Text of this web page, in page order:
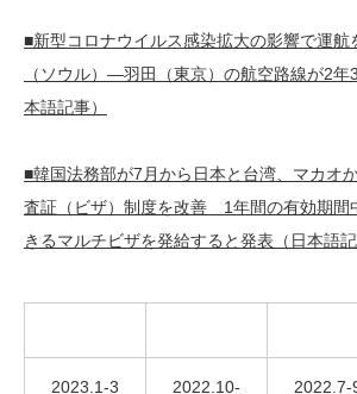
■新型コロナウイルス感染拡大の影響で運航
（ソウル）―羽田（東京）の航空路線が2年
本語記事）
■韓国法務部が7月から日本と台湾、マカオ
査証（ビザ）制度を改善 1年間の有効期間
きるマルチビザを発給すると発表（日本語記
2023.1-3
2022.10-
2022.7-